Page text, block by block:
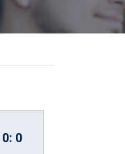
0: 0